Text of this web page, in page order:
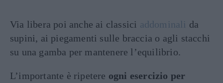
Via libera poi anche ai classici addominali da
supini, ai piegamenti sulle braccia o agli stacchi
su una gamba per mantenere l’equilibrio.
L’importante è ripetere ogni esercizio per